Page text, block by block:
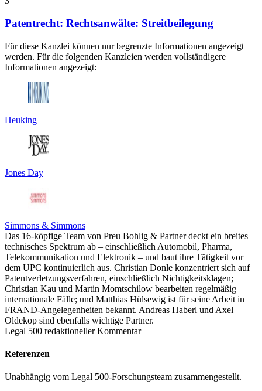
Patentrecht: Rechtsanwälte: Streitbeilegung
Für diese Kanzlei können nur begrenzte Informationen angezeigt
werden. Für die folgenden Kanzleien werden vollständigere
Informationen angezeigt:
Heuking
Jones Day
Simmons & Simmons
Das 16-köpfige Team von Preu Bohlig & Partner deckt ein breites
technisches Spektrum ab – einschließlich Automobil, Pharma,
Telekommunikation und Elektronik – und baut ihre Tätigkeit vor
dem UPC kontinuierlich aus. Christian Donle konzentriert sich auf
Patentverletzungsverfahren, einschließlich Nichtigkeitsklagen;
Christian Kau und Martin Momtschilow bearbeiten regelmäßig
internationale Fälle; und Matthias Hülsewig ist für seine Arbeit in
FRAND-Angelegenheiten bekannt. Andreas Haberl und Axel
Oldekop sind ebenfalls wichtige Partner.
Legal 500 redaktioneller Kommentar
Referenzen
Unabhängig vom Legal 500-Forschungsteam zusammengestellt.